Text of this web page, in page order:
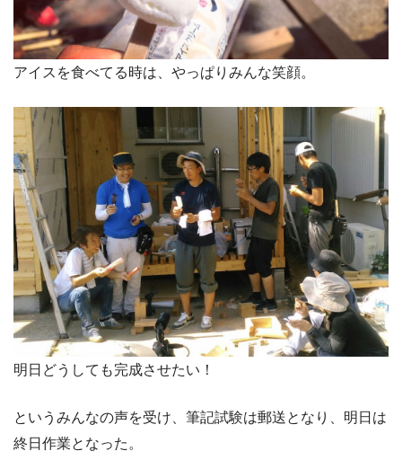
アイスを食べてる時は、やっぱりみんな笑顔。
明日どうしても完成させたい！
というみんなの声を受け、筆記試験は郵送となり、明日は
終日作業となった。